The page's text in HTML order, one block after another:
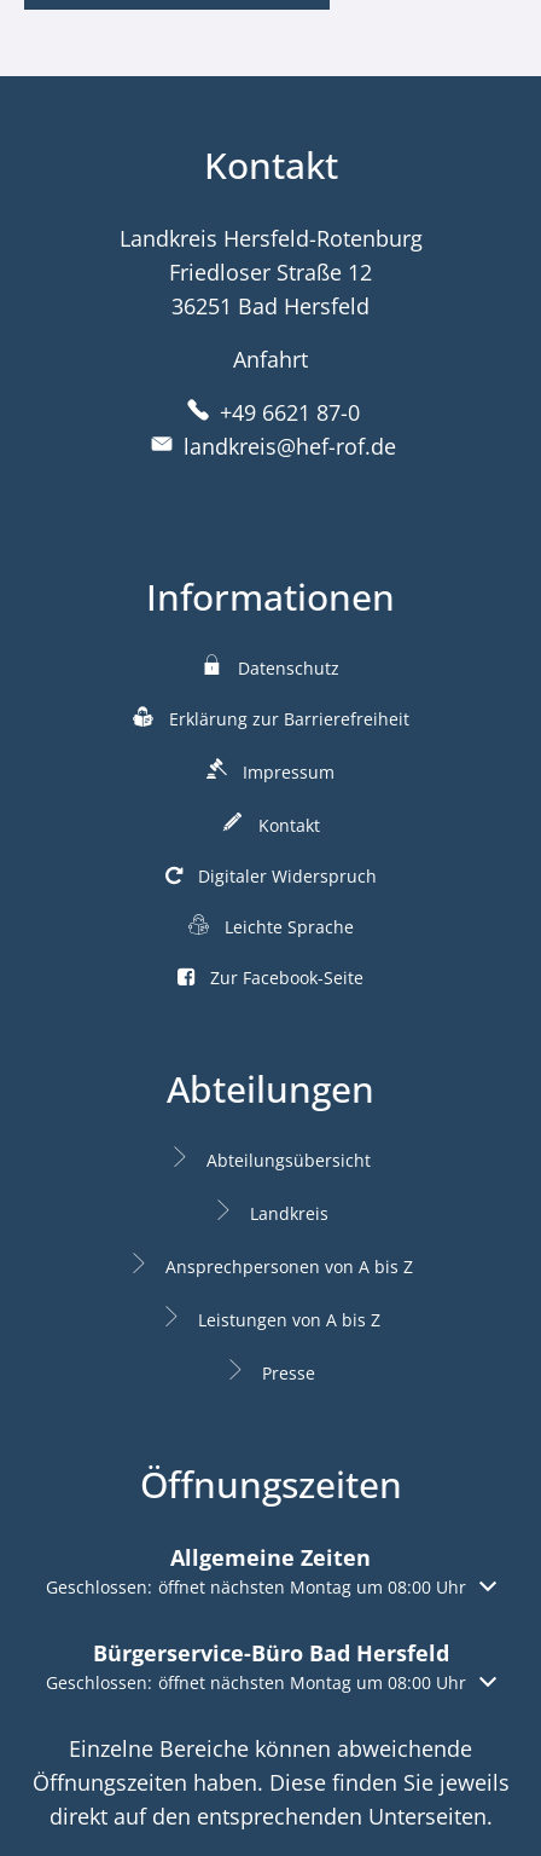
Kontakt
Landkreis Hersfeld-Rotenburg
Friedloser Straße 12
36251 Bad Hersfeld
Anfahrt
+49 6621 87-0
landkreis@hef-rof.de
Informationen
Datenschutz
Erklärung zur Barrierefreiheit
Impressum
Kontakt
Digitaler Widerspruch
Leichte Sprache
Zur Facebook-Seite
Abteilungen
Abteilungsübersicht
Landkreis
Ansprechpersonen von A bis Z
Leistungen von A bis Z
Presse
Öffnungszeiten
Allgemeine Zeiten
Klicken, um weitere Öffnungs- oder Schließzeiten
Geschlossen: öffnet nächsten Montag um 08:00 Uhr
Bürgerservice-Büro Bad Hersfeld
Klicken, um weitere Öffnungs- oder Schließzeiten
Geschlossen: öffnet nächsten Montag um 08:00 Uhr
Einzelne Bereiche können abweichende
Öffnungszeiten haben. Diese finden Sie jeweils
direkt auf den entsprechenden Unterseiten.